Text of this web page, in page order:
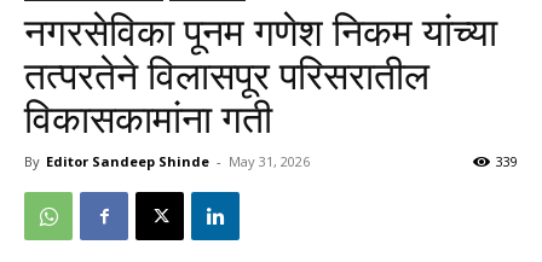
नगरसेविका पूनम गणेश निकम यांच्या
तत्परतेने विलासपूर परिसरातील
विकासकामांना गती
By Editor Sandeep Shinde - May 31, 2026 339